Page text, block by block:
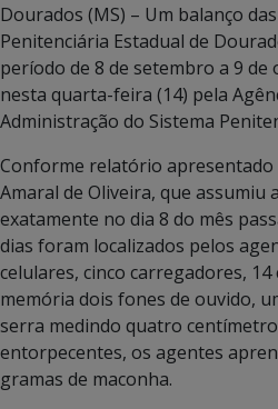
Dourados (MS) – Um balanço
Penitenciária Estadual de
período de 8 de setembro a 9
nesta quarta-feira (14) pela
Administração do Sistema
Conforme relatório
Amaral de Oliveira, que assumiu
exatamente no dia 8 do mês
dias foram localizados pelos
celulares, cinco carregadores,
memória dois fones de ouvido,
serra medindo quatro
entorpecentes, os agentes
gramas de maconha.